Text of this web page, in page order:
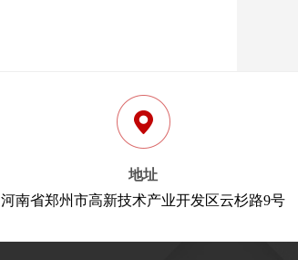
地址
河南省郑州市高新技术产业开发区云杉路9号